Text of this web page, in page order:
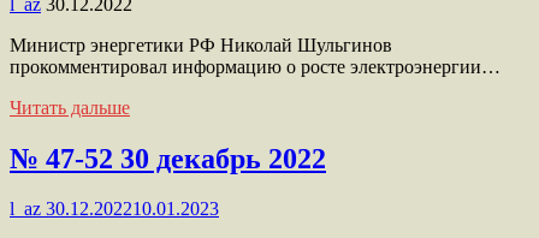
Министр энергетики РФ Николай Шульгинов
прокомментировал информацию о росте электроэнергии…
Читать дальше
№ 47-52 30 декабрь 2022
l_az 30.12.202210.01.2023